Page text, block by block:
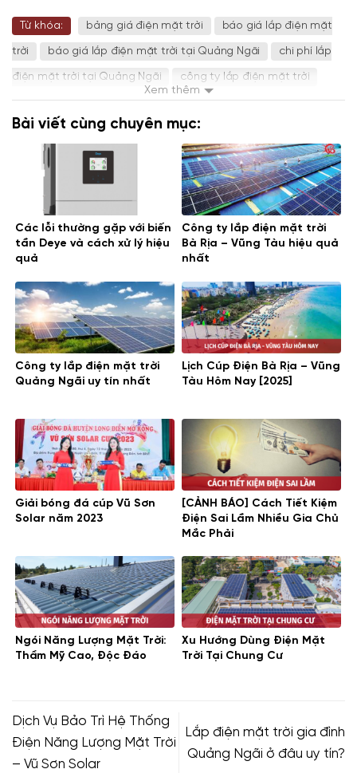
Xem thêm
Từ khóa: bảng giá điện mặt trời báo giá lắp điện mặt
trời báo giá lắp điện mặt trời tại Quảng Ngãi chi phí lắp
điện mặt trời tại Quảng Ngãi công ty lắp điện mặt trời
công ty lắp điện mặt trời tại Quảng Ngãi lắp điện mặt trời
Quảng Ngãi Quảng Ngãi Điện Mặt Trời Quảng Ngãi
Bài viết cùng chuyên mục:
Các lỗi thường gặp với biến
tần Deye và cách xử lý hiệu
quả
Công ty lắp điện mặt trời
Bà Rịa – Vũng Tàu hiệu quả
nhất
Công ty lắp điện mặt trời
Quảng Ngãi uy tín nhất
Lịch Cúp Điện Bà Rịa – Vũng
Tàu Hôm Nay [2025]
Giải bóng đá cúp Vũ Sơn
Solar năm 2023
[CẢNH BÁO] Cách Tiết Kiệm
Điện Sai Lầm Nhiều Gia Chủ
Mắc Phải
Ngói Năng Lượng Mặt Trời:
Thẩm Mỹ Cao, Độc Đáo
Xu Hướng Dùng Điện Mặt
Trời Tại Chung Cư
Dịch Vụ Bảo Trì Hệ Thống
Điện Năng Lượng Mặt Trời
– Vũ Sơn Solar
Lắp điện mặt trời gia đình
Quảng Ngãi ở đâu uy tín?